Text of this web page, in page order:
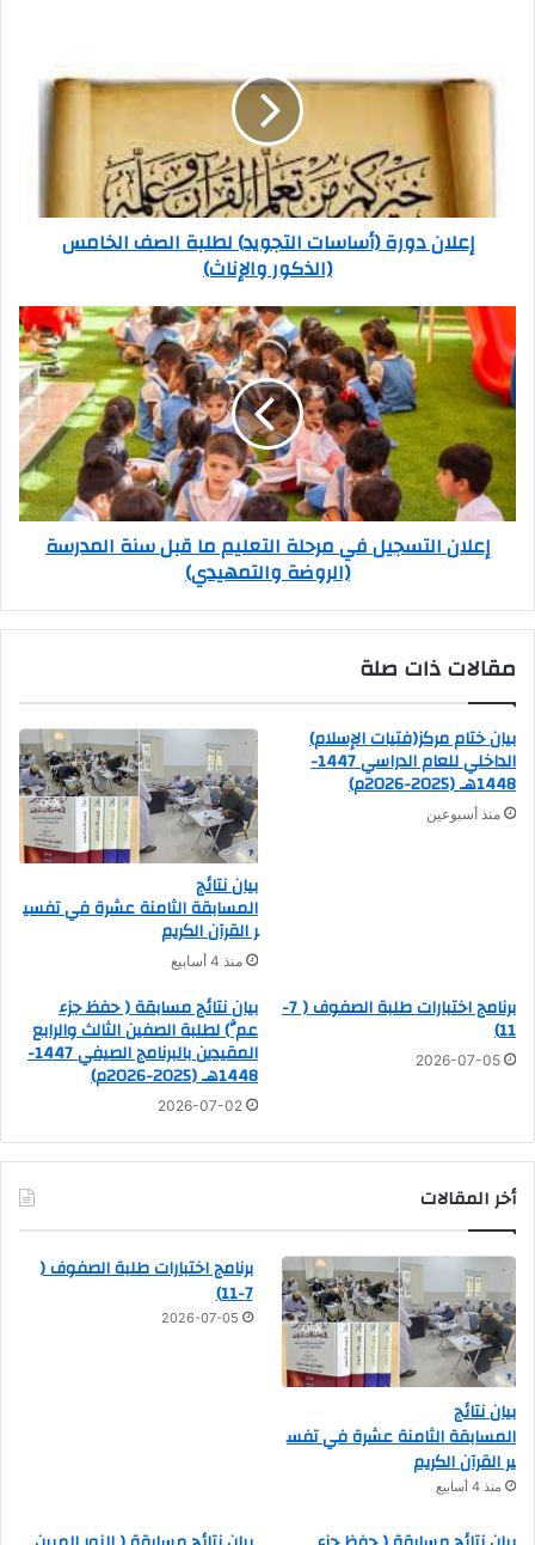
إعلان دورة (أساسات التجويد) لطلبة الصف الخامس
(الذكور والإناث)
إعلان التسجيل في مرحلة التعليم ما قبل سنة المدرسة
(الروضة والتمهيدي)
مقالات ذات صلة
بيان ختام مركز(فتيات الإسلام)
الداخلي للعام الدراسي 1447-
1448هـ (2025-2026م)
منذ أسبوعين
بيان نتائج
المسابقة الثامنة عشرة في تفسي
ر القرآن الكريم
منذ 4 أسابيع
برنامج اختبارات طلبة الصفوف ( 7-
11)
2026-07-05
بيان نتائج مسابقة ( حفظ جزء
عمَّ) لطلبة الصفين الثالث والرابع
المقيدين بالبرنامج الصيفي 1447-
1448هـ (2025-2026م)
2026-07-02
أخر المقالات
بيان نتائج
المسابقة الثامنة عشرة في تفس
ير القرآن الكريم
منذ 4 أسابيع
برنامج اختبارات طلبة الصفوف (
7-11)
2026-07-05